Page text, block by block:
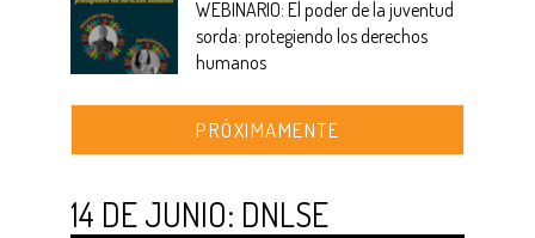
WEBINARIO: El poder de la juventud
sorda: protegiendo los derechos
humanos
PRÓXIMAMENTE
14 DE JUNIO: DNLSE